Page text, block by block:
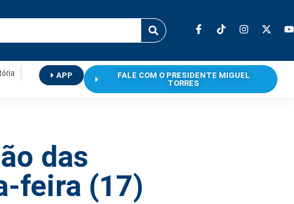
APP
FALE COM O PRESIDENTE MIGUEL
TORRES
das
feira (17)